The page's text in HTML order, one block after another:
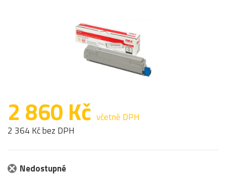
2 860 Kč včetně DPH
2 364 Kč bez DPH
Nedostupné